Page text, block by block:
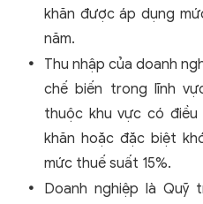
khăn được áp dụng
năm.
Thu nhập của doanh
chế biến trong lĩnh
thuộc khu vực có
khăn hoặc đặc biệt
mức thuế suất 15%.
Doanh nghiệp là Quỹ